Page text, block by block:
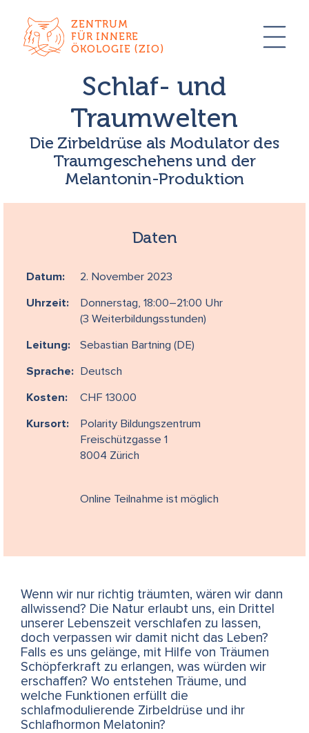
ZENTRUM
FÜR INNERE
ÖKOLOGIE (ZIO)
Schlaf- und
Traumwelten
Die Zirbeldrüse als Modulator des
Traumgeschehens und der
Melantonin-Produktion
Daten
Datum: 2. November 2023
Uhrzeit:
Donnerstag, 18:00–21:00 Uhr
(3 Weiterbildungsstunden)
Leitung: Sebastian Bartning (DE)
Sprache: Deutsch
Kosten: CHF 130.00
Kursort:
Polarity Bildungszentrum
Freischützgasse 1
8004 Zürich
Online Teilnahme ist möglich
Wenn wir nur richtig träumten, wären wir dann
allwissend? Die Natur erlaubt uns, ein Drittel
unserer Lebenszeit verschlafen zu lassen,
doch verpassen wir damit nicht das Leben?
Falls es uns gelänge, mit Hilfe von Träumen
Schöpferkraft zu erlangen, was würden wir
erschaffen? Wo entstehen Träume, und
welche Funktionen erfüllt die
schlafmodulierende Zirbeldrüse und ihr
Schlafhormon Melatonin?